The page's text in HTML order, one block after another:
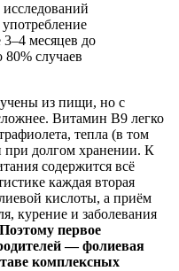
месяцев до
80% случаев
из пищи, но с
Витамин В9 легко
тепла (в том
долгом хранении. К
содержится всё
каждая вторая
кислоты, а приём
курение и заболевания
Поэтому первое
— фолиевая
комплексных